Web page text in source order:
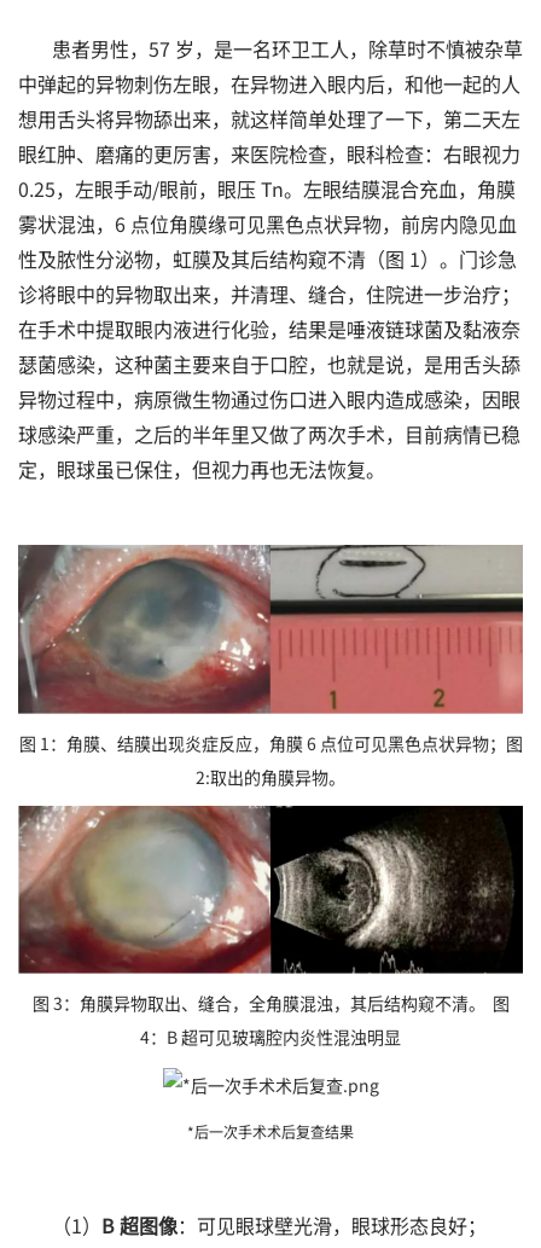
患者男性，57 岁，是一名环卫工人，除草时不慎被杂草
中弹起的异物刺伤左眼，在异物进入眼内后，和他一起的人
想用舌头将异物舔出来，就这样简单处理了一下，第二天左
眼红肿、磨痛的更厉害，来医院检查，眼科检查：右眼视力
0.25，左眼手动/眼前，眼压 Tn。左眼结膜混合充血，角膜
雾状混浊，6 点位角膜缘可见黑色点状异物，前房内隐见血
性及脓性分泌物，虹膜及其后结构窥不清（图 1）。门诊急
诊将眼中的异物取出来，并清理、缝合，住院进一步治疗；
在手术中提取眼内液进行化验，结果是唾液链球菌及黏液奈
瑟菌感染，这种菌主要来自于口腔，也就是说，是用舌头舔
异物过程中，病原微生物通过伤口进入眼内造成感染，因眼
球感染严重，之后的半年里又做了两次手术，目前病情已稳
定，眼球虽已保住，但视力再也无法恢复。
图 1：角膜、结膜出现炎症反应，角膜 6 点位可见黑色点状异物；图
2:取出的角膜异物。
图 3：角膜异物取出、缝合，全角膜混浊，其后结构窥不清。 图
4：B 超可见玻璃腔内炎性混浊明显
*后一次手术术后复查结果
（1） B 超图像：可见眼球壁光滑，眼球形态良好；